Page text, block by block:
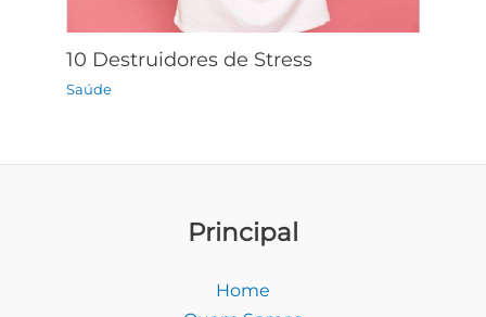
10 Destruidores de Stress
Saúde
Principal
Home